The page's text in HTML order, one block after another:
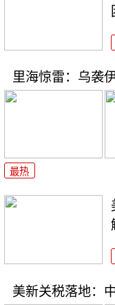
里海惊雷：乌袭
最热
美新关税落地：